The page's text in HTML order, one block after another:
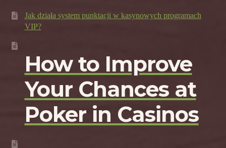
Jak działa system punktacji w kasynowych programach
VIP?
How to Improve
Your Chances at
Poker in Casinos